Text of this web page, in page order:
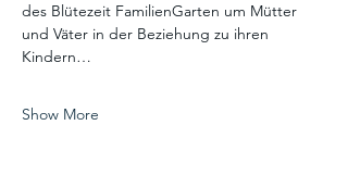
des Blütezeit FamilienGarten um Mütter
und Väter in der Beziehung zu ihren
Kindern…
Show More